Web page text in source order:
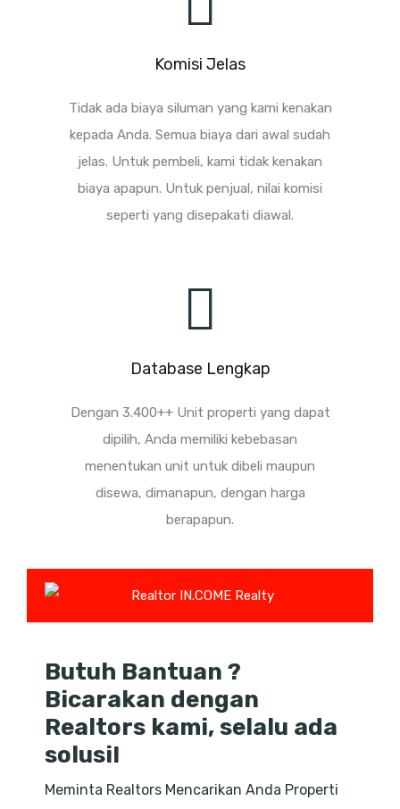
Komisi Jelas
Tidak ada biaya siluman yang kami kenakan
kepada Anda. Semua biaya dari awal sudah
jelas. Untuk pembeli, kami tidak kenakan
biaya apapun. Untuk penjual, nilai komisi
seperti yang disepakati diawal.
Database Lengkap
Dengan 3.400++ Unit properti yang dapat
dipilih, Anda memiliki kebebasan
menentukan unit untuk dibeli maupun
disewa, dimanapun, dengan harga
berapapun.
Butuh Bantuan ?
Bicarakan dengan
Realtors kami, selalu ada
solusi!
Meminta Realtors Mencarikan Anda Properti